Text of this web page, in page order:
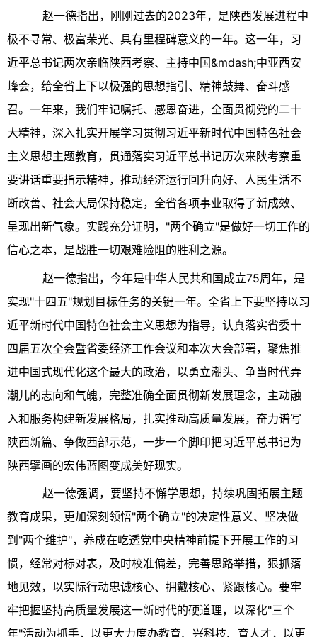
赵一德指出，刚刚过去的2023年，是陕西发展进程中
极不寻常、极富荣光、具有里程碑意义的一年。这一年，习
近平总书记两次亲临陕西考察、主持中国&mdash;中亚西安
峰会，给全省上下以极强的思想指引、精神鼓舞、奋斗感
召。一年来，我们牢记嘱托、感恩奋进，全面贯彻党的二十
大精神，深入扎实开展学习贯彻习近平新时代中国特色社会
主义思想主题教育，贯通落实习近平总书记历次来陕考察重
要讲话重要指示精神，推动经济运行回升向好、人民生活不
断改善、社会大局保持稳定，全省各项事业取得了新成效、
呈现出新气象。实践充分证明，"两个确立"是做好一切工作的
信心之本，是战胜一切艰难险阻的胜利之源。
赵一德指出，今年是中华人民共和国成立75周年，是
实现"十四五"规划目标任务的关键一年。全省上下要坚持以习
近平新时代中国特色社会主义思想为指导，认真落实省委十
四届五次全会暨省委经济工作会议和本次大会部署，聚焦推
进中国式现代化这个最大的政治，以勇立潮头、争当时代弄
潮儿的志向和气魄，完整准确全面贯彻新发展理念，主动融
入和服务构建新发展格局，扎实推动高质量发展，奋力谱写
陕西新篇、争做西部示范，一步一个脚印把习近平总书记为
陕西擘画的宏伟蓝图变成美好现实。
赵一德强调，要坚持不懈学思想，持续巩固拓展主题
教育成果，更加深刻领悟"两个确立"的决定性意义、坚决做
到"两个维护"，养成在吃透党中央精神前提下开展工作的习
惯，经常对标对表，及时校准偏差，完善思路举措，狠抓落
地见效，以实际行动忠诚核心、拥戴核心、紧跟核心。要牢
牢把握坚持高质量发展这一新时代的硬道理，以深化"三个
年"活动为抓手，以更大力度办教育、兴科技、育人才，以更